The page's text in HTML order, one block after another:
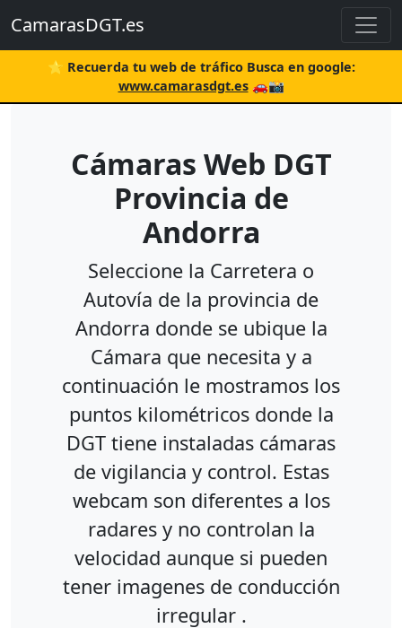
CamarasDGT.es
⭐ Recuerda tu web de tráfico Busca en google:
www.camarasdgt.es🚗📸
Cámaras Web DGT
Provincia de
Andorra
Seleccione la Carretera o
Autovía de la provincia de
Andorra donde se ubique la
Cámara que necesita y a
continuación le mostramos los
puntos kilométricos donde la
DGT tiene instaladas cámaras
de vigilancia y control. Estas
webcam son diferentes a los
radares y no controlan la
velocidad aunque si pueden
tener imagenes de conducción
irregular .